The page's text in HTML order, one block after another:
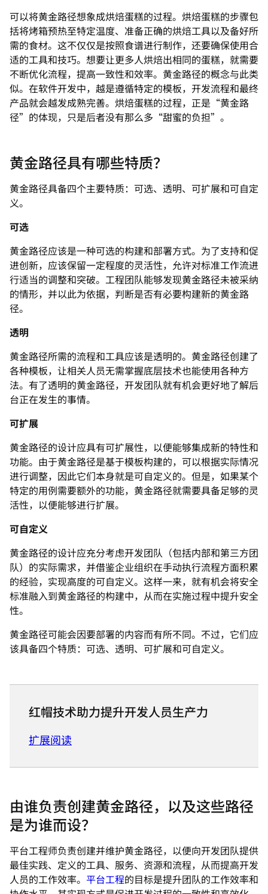
可以将黄金路径想象成烘焙蛋糕的过程。烘焙蛋糕的步骤包
括将烤箱预热至特定温度、准备正确的烘焙工具以及备好所
需的食材。这不仅仅是按照食谱进行制作，还要确保使用合
适的工具和技巧。想要让更多人烘焙出相同的蛋糕，就需要
不断优化流程，提高一致性和效率。黄金路径的概念与此类
似。在软件开发中，越是遵循特定的模板，开发流程和最终
产品就会越发成熟完善。烘焙蛋糕的过程，正是“黄金路
径”的体现，只是后者没有那么多“甜蜜的负担”。
黄金路径具有哪些特质？
黄金路径具备四个主要特质：可选、透明、可扩展和可自定
义。
可选
黄金路径应该是一种可选的构建和部署方式。为了支持和促
进创新，应该保留一定程度的灵活性，允许对标准工作流进
行适当的调整和突破。工程团队能够发现黄金路径未被采纳
的情形，并以此为依据，判断是否有必要构建新的黄金路
径。
透明
黄金路径所需的流程和工具应该是透明的。黄金路径创建了
各种模板，让相关人员无需掌握底层技术也能使用各种方
法。有了透明的黄金路径，开发团队就有机会更好地了解后
台正在发生的事情。
可扩展
黄金路径的设计应具有可扩展性，以便能够集成新的特性和
功能。由于黄金路径是基于模板构建的，可以根据实际情况
进行调整，因此它们本身就是可自定义的。但是，如果某个
特定的用例需要额外的功能，黄金路径就需要具备足够的灵
活性，以便能够进行扩展。
可自定义
黄金路径的设计应充分考虑开发团队（包括内部和第三方团
队）的实际需求，并借鉴企业组织在手动执行流程方面积累
的经验，实现高度的可自定义。这样一来，就有机会将安全
标准融入到黄金路径的构建中，从而在实施过程中提升安全
性。
黄金路径可能会因要部署的内容而有所不同。不过，它们应
该具备四个特质：可选、透明、可扩展和可自定义。
红帽技术助力提升开发人员生产力
扩展阅读
由谁负责创建黄金路径，以及这些路径
是为谁而设？
平台工程师负责创建并维护黄金路径，以便向开发团队提供
最佳实践、定义的工具、服务、资源和流程，从而提高开发
人员的工作效率。 平台工程的目标是提升团队的工作效率和